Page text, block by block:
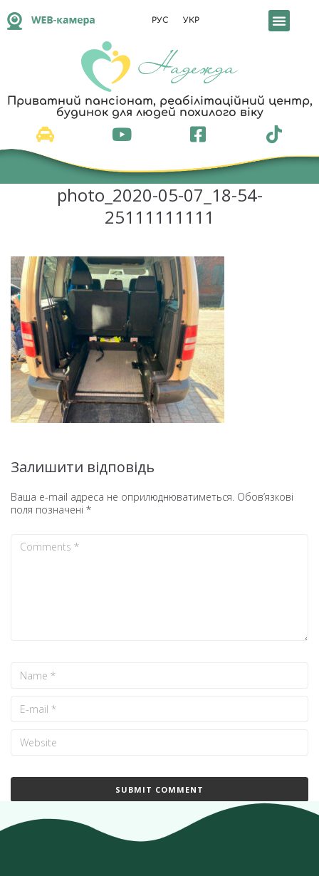
РУС УКР
Приватний пансіонат, реабілітаційний центр,
будинок для людей похилого віку
photo_2020-05-07_18-54-
25111111111
Залишити відповідь
Ваша e-mail адреса не оприлюднюватиметься. Обов’язкові
поля позначені *